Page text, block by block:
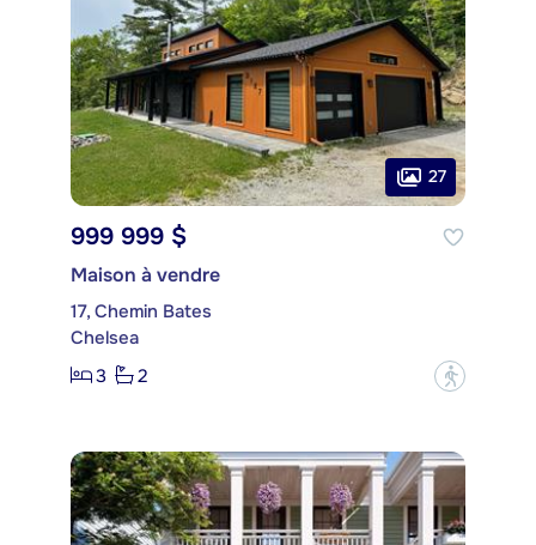
27
999 999 $
Maison à vendre
17, Chemin Bates
Chelsea
3
2 ?